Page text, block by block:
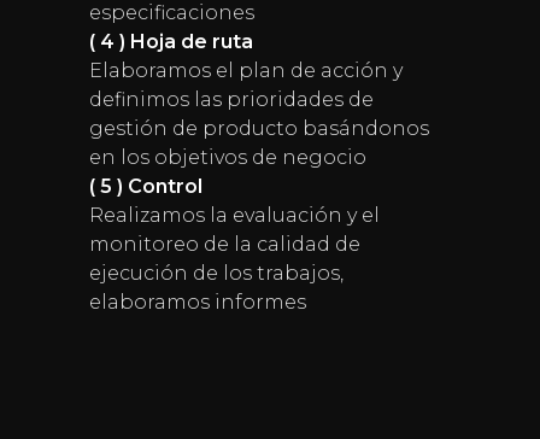
especificaciones
( 4 ) Hoja de ruta
Elaboramos el plan de acción y
definimos las prioridades de
gestión de producto basándonos
en los objetivos de negocio
( 5 ) Control
Realizamos la evaluación y el
monitoreo de la calidad de
ejecución de los trabajos,
elaboramos informes